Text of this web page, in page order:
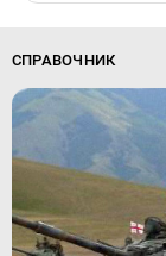
СПРАВОЧНИК